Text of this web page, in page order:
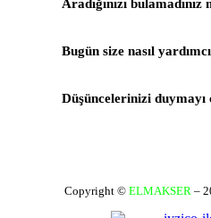
Aradığınızı bulamadınız
Bugün size nasıl
Düşüncelerinizi duymayı
Copyright © ELMAKSER –